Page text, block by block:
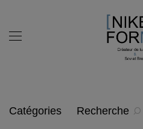
Catégories Recherche